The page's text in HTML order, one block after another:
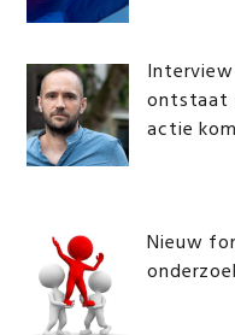
ontstaat
actie
Nieuw